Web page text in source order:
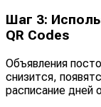
Шаг 3:
QR Codes
Объявления
снизится,
расписание дней